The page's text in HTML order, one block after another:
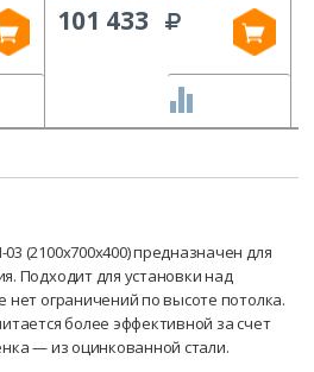
101 433
(2100х700х400) предназначен для
Подходит для установки над
нет ограничений по высоте потолка.
более эффективной за счет
— из оцинкованной стали.